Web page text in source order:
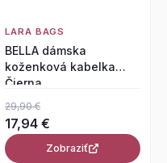
LARA BAGS
BELLA dámska
koženková kabelka
Čierna
29,90 €
17,94 €
Zobraziť